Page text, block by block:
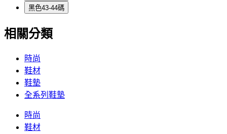
黑色43-44碼
相關分類
時尚
鞋材
鞋墊
全系列鞋墊
時尚
鞋材